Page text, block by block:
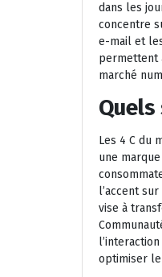
dans les
concentre
e-mail et
permettent
marché
Les 4 C du
une
l’accent
vise à
optimiser